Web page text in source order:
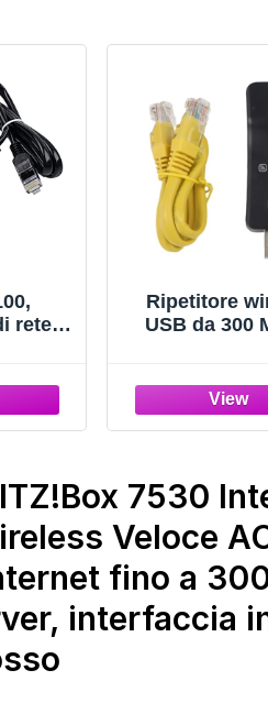
rete
Ripetitore
USB da 300
TV e per
multimediali,
7530
Veloce
fino a
interfaccia